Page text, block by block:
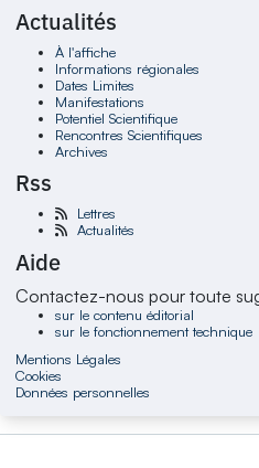
Actualités
À l'affiche
Informations régionales
Dates Limites
Manifestations
Potentiel Scientifique
Rencontres Scientifiques
Archives
Rss
Lettres
Actualités
Aide
Contactez-nous pour toute
sur le contenu éditorial
sur le fonctionnement technique
Mentions Légales
Cookies
Données personnelles